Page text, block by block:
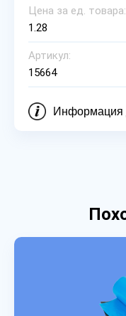
Цена за ед. товара:
1.28
Артикул:
15664
Информация